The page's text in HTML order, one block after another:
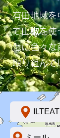
有田地域を
て山椒を使
他に色々な
取り組んで